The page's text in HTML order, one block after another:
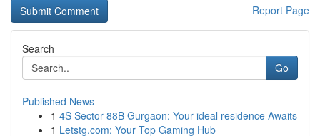
Report Page
Search
Go
Published News
1 4S Sector 88B Gurgaon: Your ideal residence Awaits
1 Letstg.com: Your Top Gaming Hub